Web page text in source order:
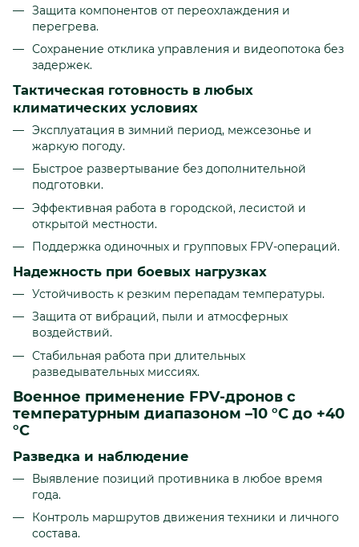
Защита компонентов от переохлаждения и
перегрева.
Сохранение отклика управления и видеопотока без
задержек.
Тактическая готовность в любых
климатических условиях
Эксплуатация в зимний период, межсезонье и
жаркую погоду.
Быстрое развертывание без дополнительной
подготовки.
Эффективная работа в городской, лесистой и
открытой местности.
Поддержка одиночных и групповых FPV-операций.
Надежность при боевых нагрузках
Устойчивость к резким перепадам температуры.
Защита от вибраций, пыли и атмосферных
воздействий.
Стабильная работа при длительных
разведывательных миссиях.
Военное применение FPV-дронов с
температурным диапазоном –10 °C до +40
°C
Разведка и наблюдение
Выявление позиций противника в любое время
года.
Контроль маршрутов движения техники и личного
состава.